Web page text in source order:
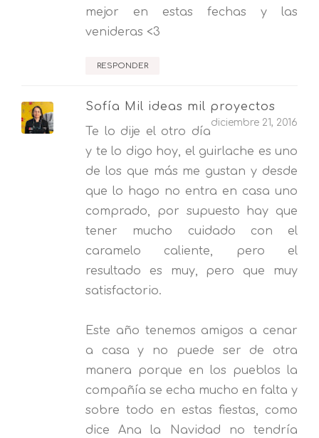
mejor en estas fechas y las
venideras <3
RESPONDER
Sofía Mil ideas mil proyectos
diciembre 21, 2016
Te lo dije el otro día
y te lo digo hoy, el guirlache es uno
de los que más me gustan y desde
que lo hago no entra en casa uno
comprado, por supuesto hay que
tener mucho cuidado con el
caramelo caliente, pero el
resultado es muy, pero que muy
satisfactorio.
Este año tenemos amigos a cenar
a casa y no puede ser de otra
manera porque en los pueblos la
compañía se echa mucho en falta y
sobre todo en estas fiestas, como
dice Ana la Navidad no tendría